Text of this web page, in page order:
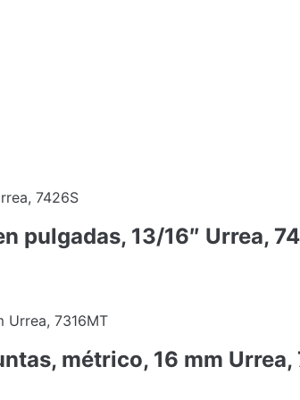
pulgadas, 13/16″ Urrea,
métrico, 16 mm Urrea,